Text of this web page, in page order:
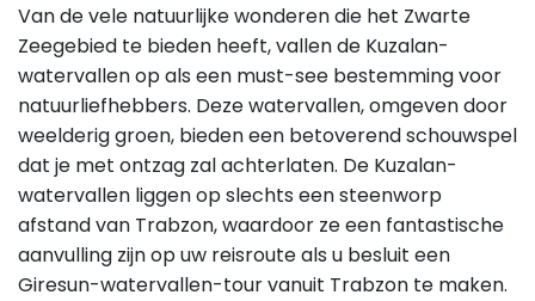
Van de vele natuurlijke wonderen die het Zwarte
Zeegebied te bieden heeft, vallen de Kuzalan-
watervallen op als een must-see bestemming voor
natuurliefhebbers. Deze watervallen, omgeven door
weelderig groen, bieden een betoverend schouwspel
dat je met ontzag zal achterlaten. De Kuzalan-
watervallen liggen op slechts een steenworp
afstand van Trabzon, waardoor ze een fantastische
aanvulling zijn op uw reisroute als u besluit een
Giresun-watervallen-tour vanuit Trabzon te maken.